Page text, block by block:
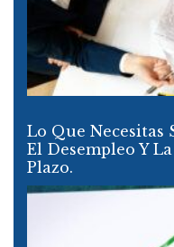
Lo Que Necesitas
El Desempleo Y
Plazo.